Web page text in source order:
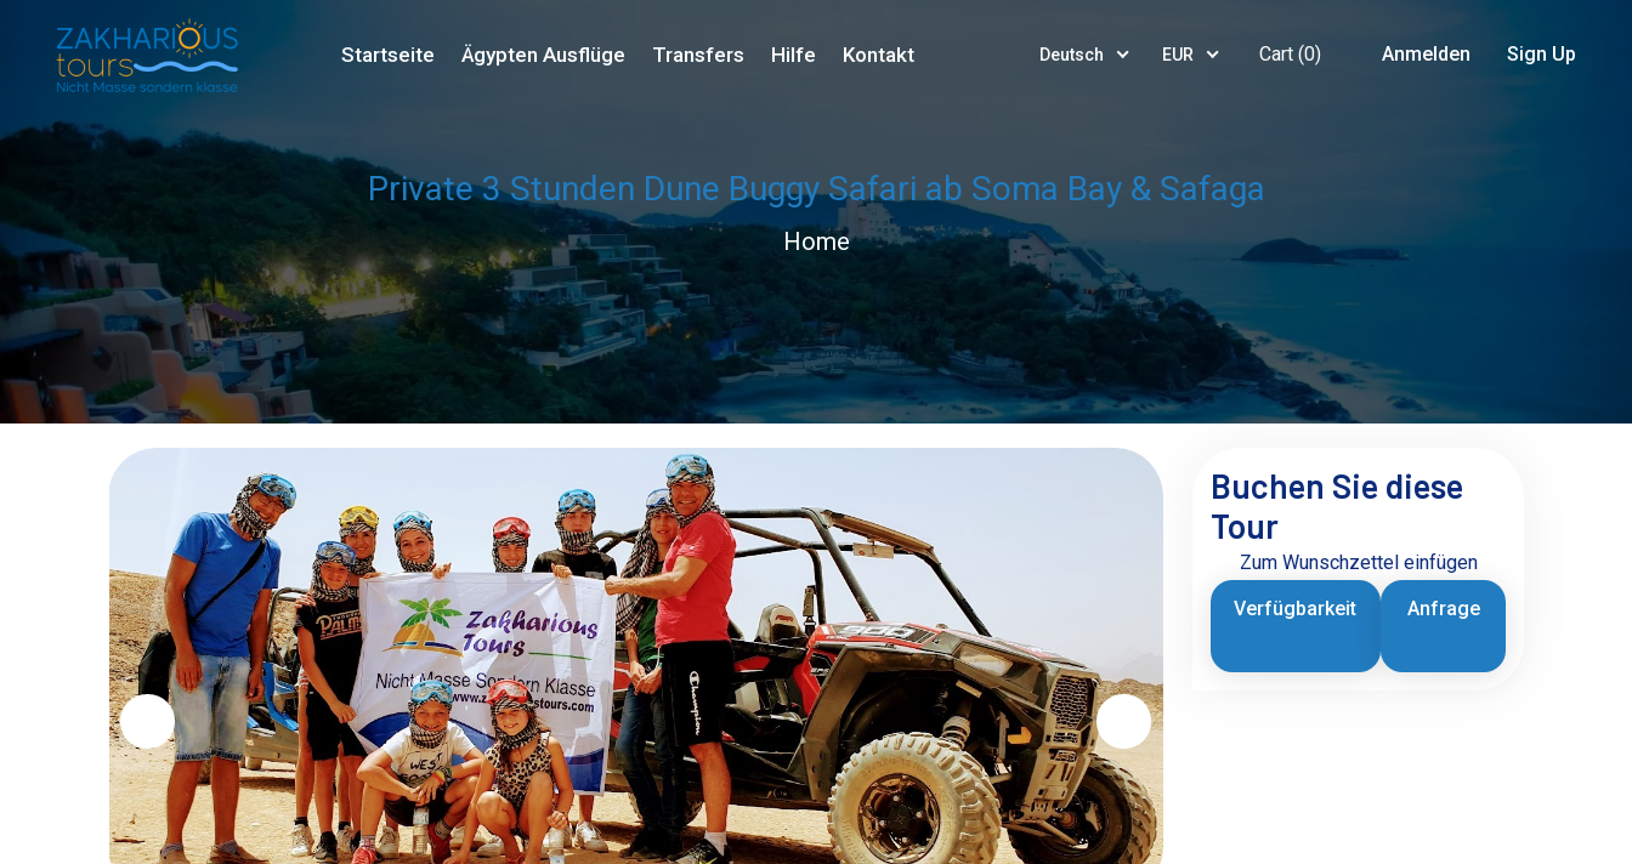
Startseite Ägypten Ausflüge Transfers Hilfe Kontakt Deutsch EUR Cart (0) Anmelden Sign Up
Private 3 Stunden Dune Buggy Safari ab Soma Bay & Safaga
Home
Buchen Sie diese
Tour
Zum Wunschzettel einfügen
Anfrage